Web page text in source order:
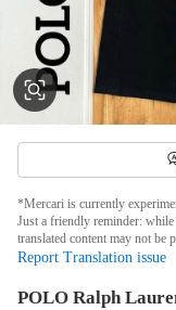
*Mercari is currently
Just a friendly reminder: while
translated content may not be
Report Translation issue
POLO Ralph